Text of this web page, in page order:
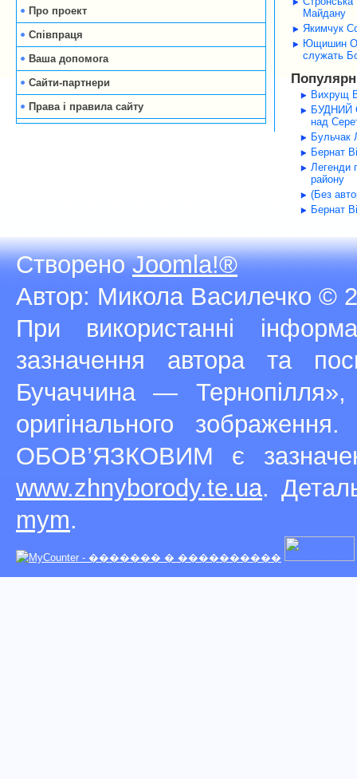
Про проект
Співпраця
Ваша допомога
Сайти-партнери
Права і правила сайту
Майдану
Якимчук
Ющишин
служать
Вихрущ
БУДНИЙ
над
Бульчак
Бернат
Легенди
району
(Без
Бернат
СтвореноJoomla!®
Автор: Микола Василечко ©
При використанні
зазначення автора та
Бучаччина —
оригінального
ОБОВ’ЯЗКОВИМ є
www.zhnyborody.te.ua.
mym.